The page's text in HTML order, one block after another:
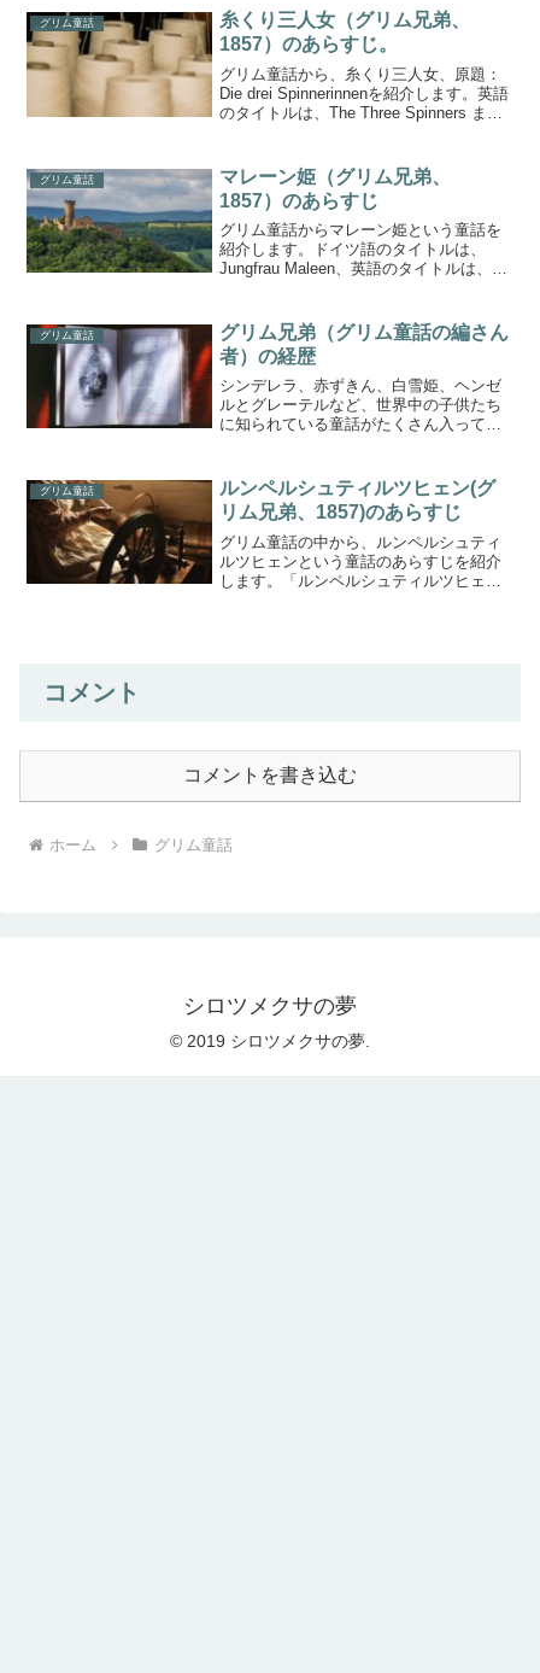
す。このタイトルで、第1話、第2話、第3
話...
グリム童話
糸くり三人女（グリム兄弟、
1857）のあらすじ。
グリム童話から、糸くり三人女、原題：
Die drei Spinnerinnenを紹介します。英語
のタイトルは、The Three Spinners また
グリム童話
マレーン姫（グリム兄弟、
1857）のあらすじ
グリム童話からマレーン姫という童話を
紹介します。ドイツ語のタイトルは、
Jungfrau Maleen、英語のタイトルは、
近い音をとったのでしょうね。maid...
グリム童話
グリム兄弟（グリム童話の編さん
者）の経歴
シンデレラ、赤ずきん、白雪姫、ヘンゼ
ルとグレーテルなど、世界中の子供たち
に知られている童話がたくさん入ってい
２人、ヤーコプとヴィルヘルムグリム兄
弟は、18世紀に生まれ、...
グリム童話
ルンペルシュティルツヒェン(グ
リム兄弟、1857)のあらすじ
グリム童話の中から、ルンペルシュティ
ルツヒェンという童話のあらすじを紹介
します。「ルンペルシュティルツヒェ
コメント
コメントを書き込む
ホーム グリム童話
シロツメクサの夢
© 2019 シロツメクサの夢.